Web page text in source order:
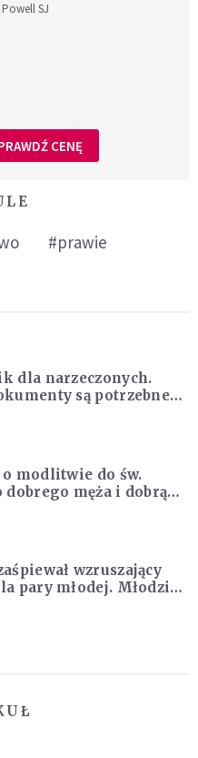
SJ
CENĘ
#prawie
dla narzeczonych.
są potrzebne
konkordatowego?
modlitwie do św.
dobrego męża i dobrą
bójmy się wołać do
wzruszający
pary młodej. Młodzi
wzruszenia [MUZYKA]